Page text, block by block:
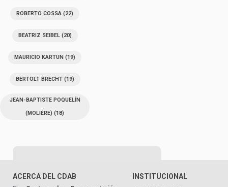
ROBERTO COSSA (22)
BEATRIZ SEIBEL(20)
MAURICIO KARTUN (19)
BERTOLT BRECHT(19)
JEAN-BAPTISTE POQUELÍN
(MOLIÈRE) (18)
ACERCA DEL CDAB INSTITUCIONAL